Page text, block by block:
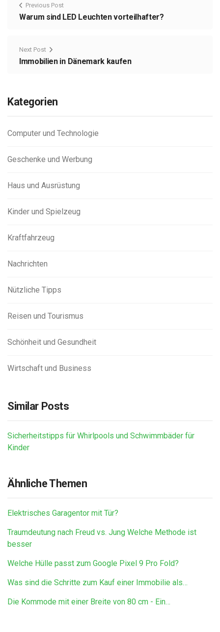
Previous Post
Warum sind LED Leuchten vorteilhafter?
Next Post
Immobilien in Dänemark kaufen
Kategorien
Computer und Technologie
Geschenke und Werbung
Haus und Ausrüstung
Kinder und Spielzeug
Kraftfahrzeug
Nachrichten
Nützliche Tipps
Reisen und Tourismus
Schönheit und Gesundheit
Wirtschaft und Business
Similar Posts
Sicherheitstipps für Whirlpools und Schwimmbäder für
Kinder
Ähnliche Themen
Elektrisches Garagentor mit Tür?
Traumdeutung nach Freud vs. Jung Welche Methode ist
besser
Welche Hülle passt zum Google Pixel 9 Pro Fold?
Was sind die Schritte zum Kauf einer Immobilie als…
Die Kommode mit einer Breite von 80 cm - Ein…